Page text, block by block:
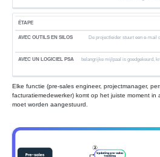
A
C
P
N
I
L
O
S
S
F
W
R
E
De projectleider stuurt een e-mail
belangrijke mijlpaal is goedgekeurd,
Elke functie (pre-sales engineer, projectmanager,
facturatiemedewerker) komt op het juiste moment in
moet worden aangestuurd.